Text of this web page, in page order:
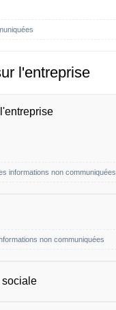
l'entreprise
informations non communiquées
non communiquées